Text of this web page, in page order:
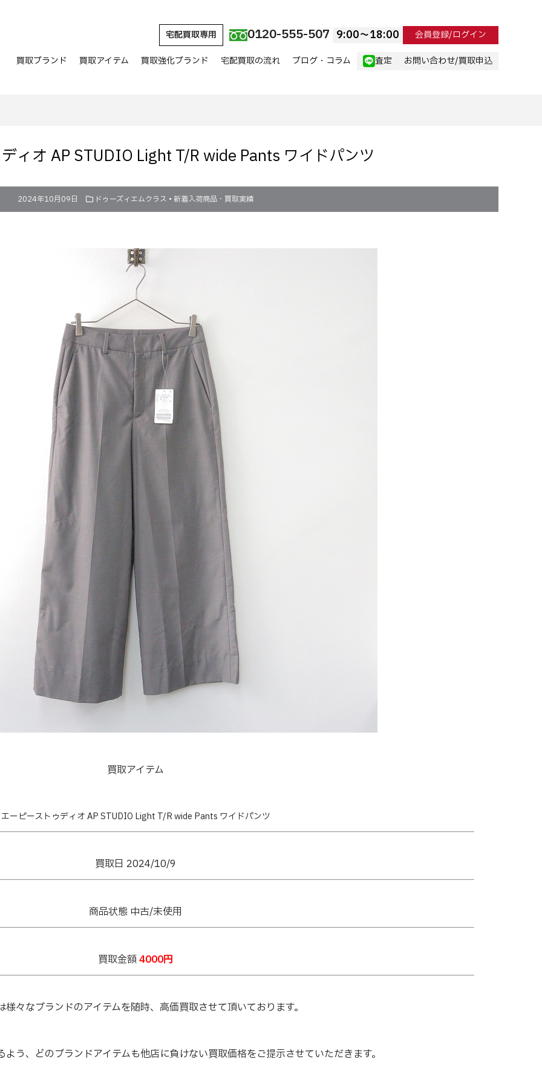
宅配買取専用 0120-555-507 9:00〜18:00 会員登録/ログイン
買取ブランド 買取アイテム 買取強化ブランド 宅配買取の流れ ブログ・コラム 査定 お問い合わせ/買取申込
ィオ AP STUDIO Light T/R wide Pants ワイドパンツ
2024年10月09日 ドゥーズィエムクラス • 新着入荷商品・買取実績
買取アイテム
エーピーストゥディオ AP STUDIO Light T/R wide Pants ワイドパンツ
買取日 2024/10/9
商品状態 中古/未使用
買取金額4000円
様々なブランドのアイテムを随時、高価買取させて頂いております。
う、どのブランドアイテムも他店に負けない買取価格をご提示させていただきます。